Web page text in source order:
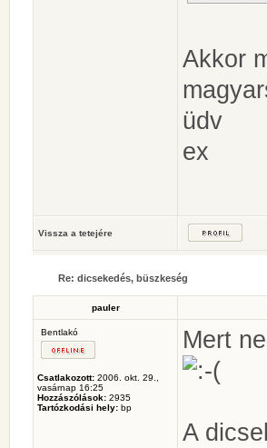
Akkor
üdv
ex
Vissza a tetejére
Re: dicsekedés, büszkeség
pauler
Bentlakó
Csatlakozott: 2006. okt. 29.,
vasárnap 16:25
Hozzászólások: 2935
Tartózkodási hely: bp
Mert
A